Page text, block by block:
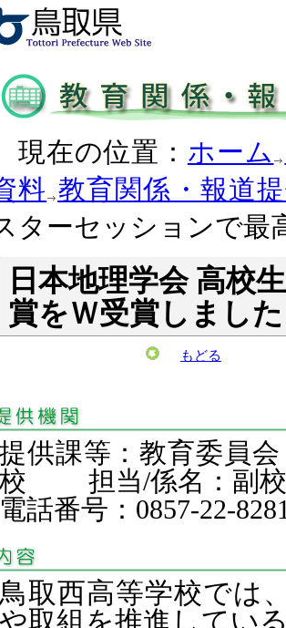
現在の位置： ホーム
料 教育関係・報道
ターセッションで最
日本地理学会 高校
賞をＷ受賞しました
もどる
提供課等：教育委員
校 担当/係名：副
電話番号：0857-22-
鳥取西高等学校では
や取組を推進してい